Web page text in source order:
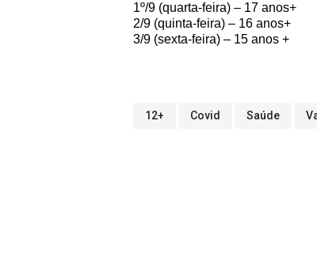
1º/9 (quarta-feira) – 17 anos+
2/9 (quinta-feira) – 16 anos+
3/9 (sexta-feira) – 15 anos +
12+ Covid Saúde